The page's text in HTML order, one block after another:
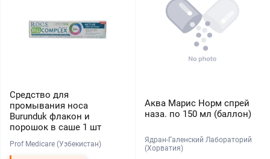
Средство для
промывания носа
Burunduk флакон и
порошок в саше 1 шт
Prof Medicare (Узбекистан)
Аква Марис Норм спрей
наза. по 150 мл (баллон)
Ядран-Галенский Лабораторий
(Хорватия)